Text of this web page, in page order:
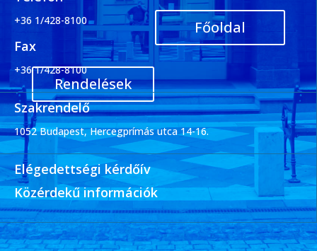
Főoldal
Rendelések
+36 1/428-8100
Fax
+36 1/428-8100
Szakrendelő
1052 Budapest, Hercegprímás utca 14-16.
Elégedettségi kérdőív
Közérdekű információk